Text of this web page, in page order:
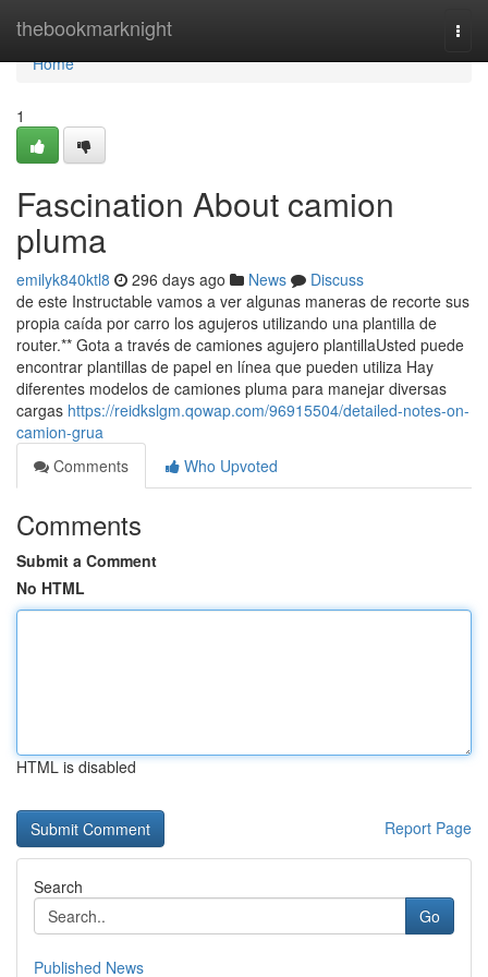
thebookmarknight
Home
Home
1
Fascination About camion
pluma
emilyk840ktl8 296 days ago News
Discuss
de este Instructable vamos a ver algunas maneras de recorte sus
propia caída por carro los agujeros utilizando una plantilla de
router.** Gota a través de camiones agujero plantillaUsted puede
encontrar plantillas de papel en línea que pueden utiliza Hay
diferentes modelos de camiones pluma para manejar diversas
cargas https://reidkslgm.qowap.com/96915504/detailed-notes-on-
camion-grua
Comments
Who Upvoted
Comments
Submit a Comment
No HTML
HTML is disabled
Report Page
Search
Go
Published News